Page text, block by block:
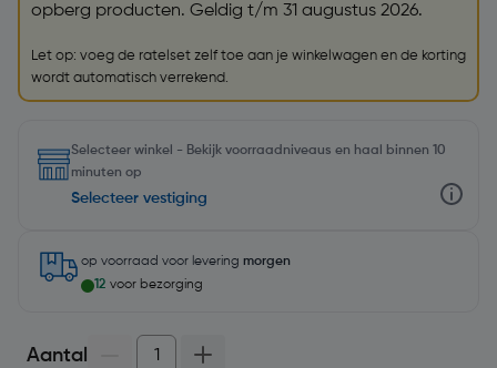
opberg producten. Geldig t/m 31 augustus 2026.
Let op: voeg de ratelset zelf toe aan je winkelwagen en de korting
wordt automatisch verrekend.
Selecteer winkel - Bekijk voorraadniveaus en haal binnen 10
minuten op
Selecteer vestiging
op voorraad voor levering morgen
12 voor bezorging
Aantal